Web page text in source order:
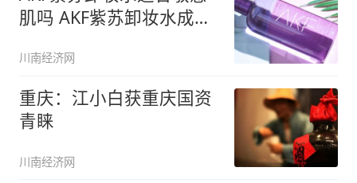
肌吗 AKF紫苏卸妆水成分
川南经济网
重庆：江小白获重庆国资
青睐
川南经济网